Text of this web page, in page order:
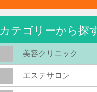
カテゴリーから探
美容クリニック
エステサロン